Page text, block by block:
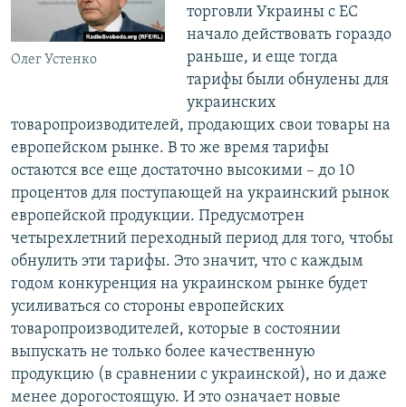
Олег Устенко
торговли Украины с ЕС
начало действовать гораздо
раньше, и еще тогда
тарифы были обнулены для
украинских
товаропроизводителей, продающих свои товары на
европейском рынке. В то же время тарифы
остаются все еще достаточно высокими – до 10
процентов для поступающей на украинский рынок
европейской продукции. Предусмотрен
четырехлетний переходный период для того, чтобы
обнулить эти тарифы. Это значит, что с каждым
годом конкуренция на украинском рынке будет
усиливаться со стороны европейских
товаропроизводителей, которые в состоянии
выпускать не только более качественную
продукцию (в сравнении с украинской), но и даже
менее дорогостоящую. И это означает новые